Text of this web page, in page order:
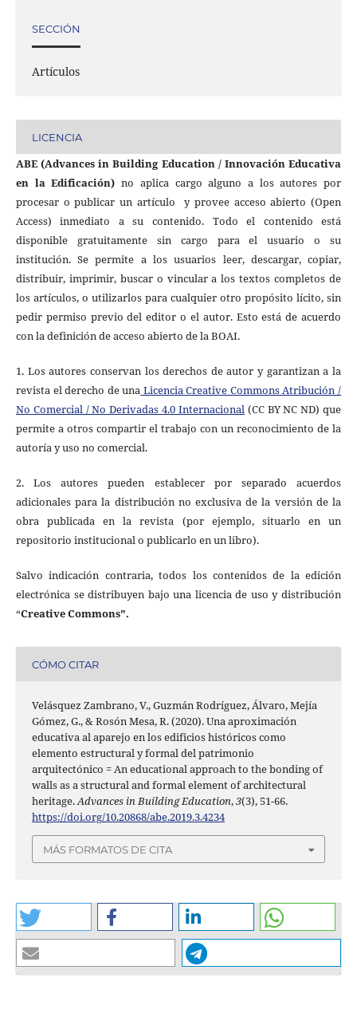
SECCIÓN
Artículos
LICENCIA
ABE (Advances in Building Education / Innovación Educativa
en la Edificación) no aplica cargo alguno a los autores por
procesar o publicar un artículo
y provee acceso abierto (Open
Access) inmediato a su contenido. Todo el contenido está
disponible gratuitamente sin cargo para el usuario o su
institución. Se permite a los usuarios leer, descargar, copiar,
distribuir, imprimir, buscar o vincular a los textos completos de
los artículos, o utilizarlos para cualquier otro propósito lícito, sin
pedir permiso previo del editor o el autor. Esto está de acuerdo
con la definición de acceso abierto de la BOAI.
1. Los autores conservan los derechos de autor y garantizan a la
revista el derecho de una Licencia Creative Commons Atribución /
No Comercial / No Derivadas 4.0 Internacional(CC BY NC ND) que
permite a otros compartir el trabajo con un reconocimiento de la
autoría y uso no comercial.
2. Los autores pueden establecer por separado acuerdos
adicionales para la distribución no exclusiva de la versión de la
obra publicada en la revista (por ejemplo, situarlo en un
repositorio institucional o publicarlo en un libro).
Salvo indicación contraria, todos los contenidos de la edición
electrónica se distribuyen bajo una licencia de uso y distribución
“Creative Commons".
CÓMO CITAR
Velásquez Zambrano, V., Guzmán Rodríguez, Álvaro, Mejía
Gómez, G., & Rosón Mesa, R. (2020). Una aproximación
educativa al aparejo en los edificios históricos como
elemento estructural y formal del patrimonio
arquitectónico = An educational approach to the bonding of
walls as a structural and formal element of architectural
heritage.Advances in Building Education,3(3), 51-66.
https://doi.org/10.20868/abe.2019.3.4234
MÁS FORMATOS DE CITA